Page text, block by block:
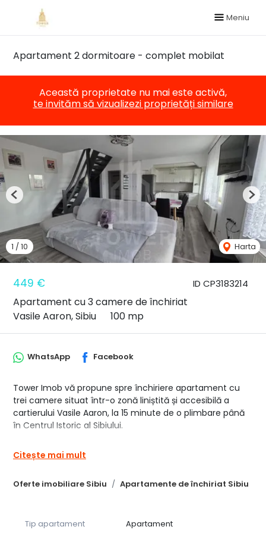
Meniu
Apartament 2 dormitoare - complet mobilat
Această proprietate nu mai este activă,
te invităm să vizualizezi proprietăți similare
ID CP3183214
449 €
Apartament cu 3 camere de închiriat
Vasile Aaron, Sibiu
100 mp
1 / 10 Harta
Previous
Oferte imobiliare Sibiu Apartamente de închiriat Sibiu
WhatsApp Facebook
Tower Imob vă propune spre închiriere apartament cu
trei camere situat într-o zonă liniștită și accesibilă a
cartierului Vasile Aaron, la 15 minute de o plimbare până
în Centrul Istoric al Sibiului.
bucătăria - open-space și ieșire pe balcon, baia;
mobilate și un spații de depozitare.
etaje, izolat, dispune de aer condiționat și condiții pentru
Citește mai mult
Tip apartament Apartament